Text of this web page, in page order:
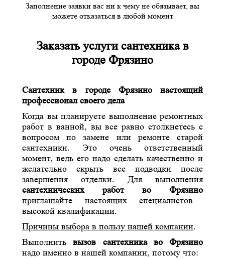
Заполнение заявки вас ни к чему не обязывает, вы
можете отказаться в любой момент
Заказать услуги сантехника в
городе Фрязино
Сантехник в городе Фрязино настоящий
профессионал своего дела
Когда вы планируете выполнение ремонтных
работ в ванной, вы все равно столкнетесь с
вопросом по замене или ремонте старой
сантехники. Это очень ответственный
момент, ведь его надо сделать качественно и
желательно скрыть все подводки после
завершения отделки. Для выполнения
сантехнических работ во Фрязино
приглашайте настоящих специалистов
высокой квалификации.
Причины выбора в пользу нашей компании.
Выполнить вызов сантехника во Фрязино
надо именно в нашей компании, потому что: